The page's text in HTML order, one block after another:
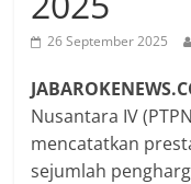
26 September 2025
Nusantara IV
mencatatkan
sejumlah